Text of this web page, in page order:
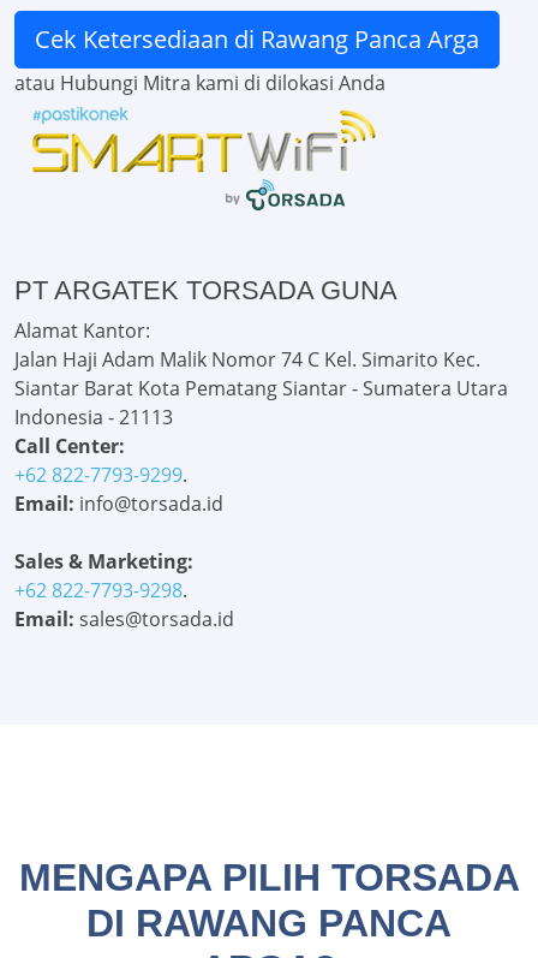
Cek Ketersediaan di Rawang Panca Arga
atau Hubungi Mitra kami di dilokasi Anda
PT ARGATEK TORSADA GUNA
Alamat Kantor:
Jalan Haji Adam Malik Nomor 74 C Kel. Simarito Kec.
Siantar Barat Kota Pematang Siantar - Sumatera Utara
Indonesia - 21113
Call Center:
+62 822-7793-9299.
Email: info@torsada.id
Sales & Marketing:
+62 822-7793-9298.
Email: sales@torsada.id
MENGAPA PILIH TORSADA
DI RAWANG PANCA